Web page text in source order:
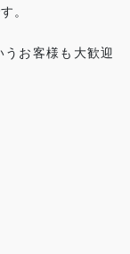
。
お客様も大歓迎